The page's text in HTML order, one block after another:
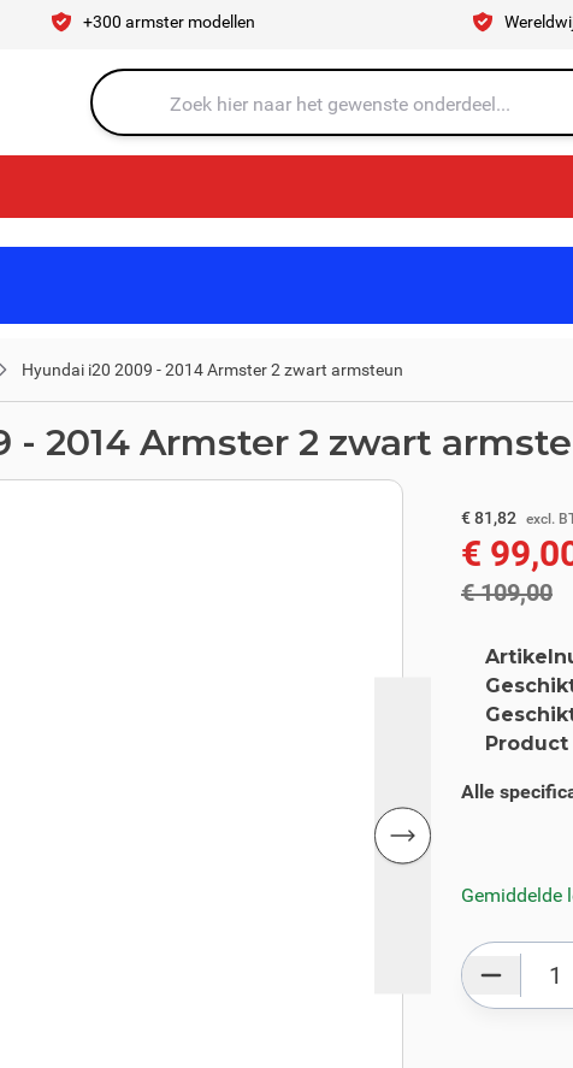
+300 armster modellen
Waar ben je naar op zoek?
Hyundai i20 2009 - 2014 Armster 2 zwart armsteun
- 2014 Armster 2 zwart
€ 81,82 excl.
€ 90,08excl.
€
€ 109,00
Product
Alle
Gemiddelde
Aantal